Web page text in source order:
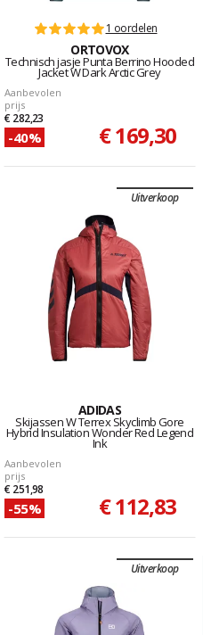
1 oordelen
ORTOVOX
Technisch jasje Punta Berrino Hooded
Jacket W Dark Arctic Grey
Aanbevolen
prijs
€ 282,23
-40% € 169,30
Uitverkoop
ADIDAS
Skijassen W Terrex Skyclimb Gore
Hybrid Insulation Wonder Red Legend
Ink
Aanbevolen
prijs
€ 251,98
-55% € 112,83
Uitverkoop